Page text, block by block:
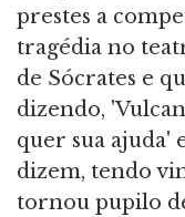
prestes a
tragédia no
de Sócrates e
dizendo,
quer sua ajuda'
dizem, tendo
tornou pupilo